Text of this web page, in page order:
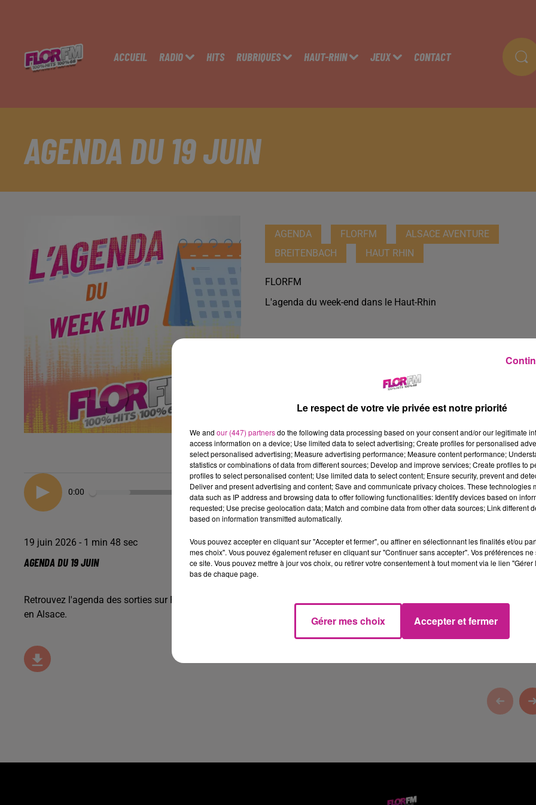
ACCUEIL RADIO HITS RUBRIQUES HAUT-RHIN JEUX CONTACT
AGENDA DU 19 JUIN
AGENDA FLORFM
ALSACE AVENTURE
BREITENBACH
HAUT RHIN
FLORFM
L'agenda du week-end dans le Haut-Rhin
0:00 1 min 48
19 juin 2026 - 1 min 48 sec
AGENDA DU 19 JUIN
Retrouvez l'agenda des sorties sur Florfm, avec
en Alsace.
Le respect de votre vie privée est notre priorité
We and our (447) partnersdo the following data processing based on your consent and/or our legitimate
access information on a device; Use limited data to select advertising; Create profiles for personalised
select personalised advertising; Measure advertising performance; Measure content performance;
statistics or combinations of data from different sources; Develop and improve services; Create profiles to
profiles to select personalised content; Use limited data to select content; Ensure security, prevent and
Deliver and present advertising and content; Save and communicate privacy choices. These technologies
data such as IP address and browsing data to offer following functionalities: Identify devices based on
requested; Use precise geolocation data; Match and combine data from other data sources; Link different
based on information transmitted automatically.
Vous pouvez accepter en cliquant sur "Accepter et fermer", ou affiner en sélectionnant les finalités et/ou
mes choix". Vous pouvez également refuser en cliquant sur "Continuer sans accepter". Vos préférences
ce site. Vous pouvez mettre à jour vos choix, ou retirer votre consentement à tout moment via le lien
bas de chaque page.
Gérer mes choix Accepter et fermer